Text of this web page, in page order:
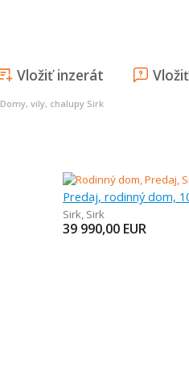
Vložiť inzerát
Domy, vily, chalupy Sirk
Predaj, rodinný dom,
Sirk, Sirk
39 990,00 EUR